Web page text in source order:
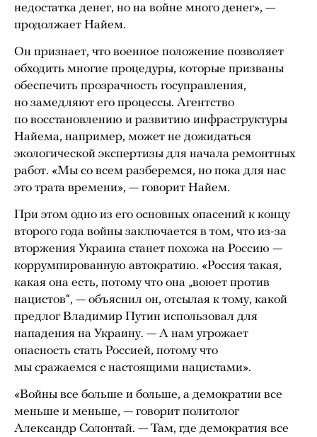
недостатка денег, но на войне много денег», —
продолжает Найем.
Он признает, что военное положение позволяет
обходить многие процедуры, которые призваны
обеспечить прозрачность госуправления,
но замедляют его процессы. Агентство
по восстановлению и развитию инфраструктуры
Найема, например, может не дожидаться
экологической экспертизы для начала ремонтных
работ. «Мы со всем разберемся, но пока для нас
это трата времени», — говорит Найем.
При этом одно из его основных опасений к концу
второго года войны заключается в том, что из-за
вторжения Украина станет похожа на Россию —
коррумпированную автократию. «Россия такая,
какая она есть, потому что она „воюет против
нацистов“, — объяснил он, отсылая к тому, какой
предлог Владимир Путин использовал для
нападения на Украину. — А нам угрожает
опасность стать Россией, потому что
мы сражаемся с настоящими нацистами».
«Войны все больше и больше, а демократии все
меньше и меньше, — говорит политолог
Александр Солонтай. — Там, где демократия все